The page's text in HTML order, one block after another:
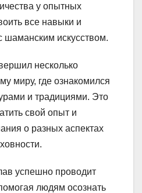
у опытных
все навыки и
шаманским искусством.
несколько
миру, где ознакомился
и традициями. Это
свой опыт и
о разных аспектах
успешно проводит
людям осознать